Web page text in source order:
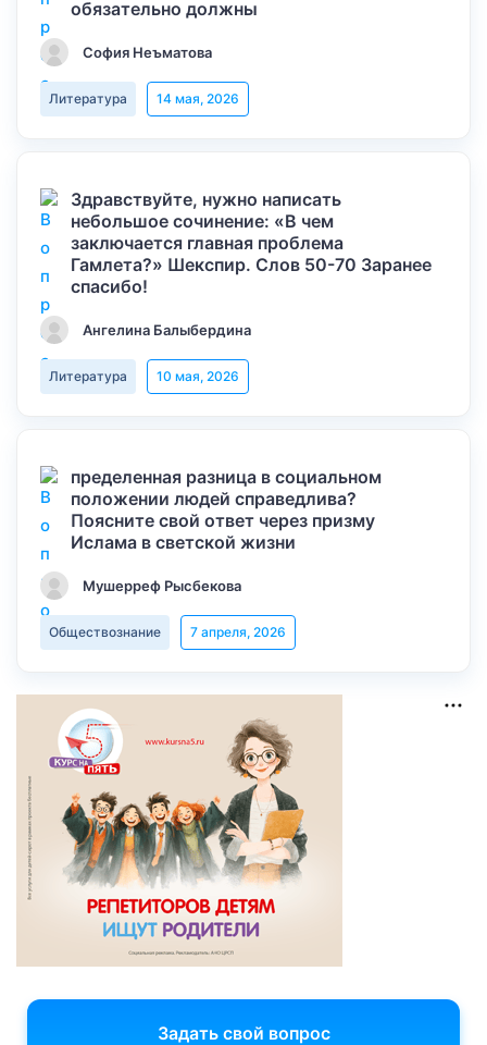
обязательно должны
София Неъматова
Литература 14 мая, 2026
Здравствуйте, нужно написать
небольшое сочинение: «В чем
заключается главная проблема
Гамлета?» Шекспир. Слов 50-70 Заранее
спасибо!
Ангелина Балыбердина
Литература 10 мая, 2026
пределенная разница в социальном
положении людей справедлива?
Поясните свой ответ через призму
Ислама в светской жизни
Мушерреф Рысбекова
Обществознание 7 апреля, 2026
Задать свой вопрос